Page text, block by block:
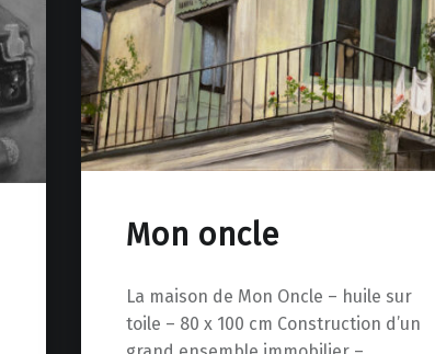
Mon oncle
La maison de Mon Oncle – huile sur
toile – 80 x 100 cm Construction d’un